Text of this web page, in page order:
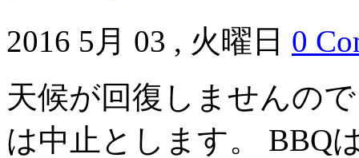
2016 5月 03 , 火曜日 0
天候が回復しませんの
は中止とします。 BBQ